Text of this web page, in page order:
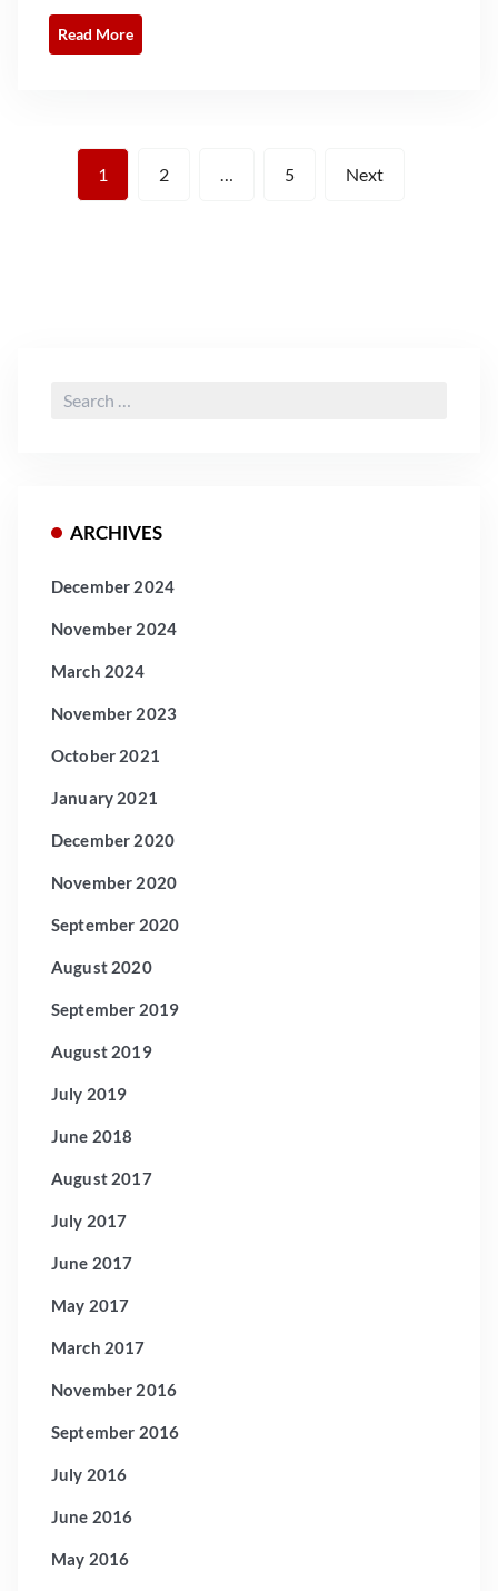
Read More
1 2 … 5 Next
Search
ARCHIVES
December 2024
November 2024
March 2024
November 2023
October 2021
January 2021
December 2020
November 2020
September 2020
August 2020
September 2019
August 2019
July 2019
June 2018
August 2017
July 2017
June 2017
May 2017
March 2017
November 2016
September 2016
July 2016
June 2016
May 2016